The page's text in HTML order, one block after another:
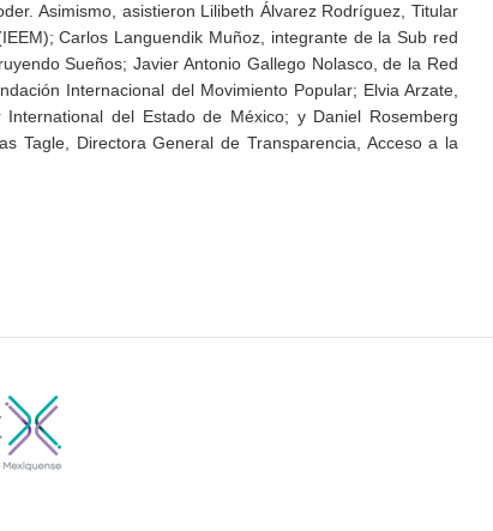
Asimismo, asistieron Lilibeth Álvarez Rodríguez, Titular
Carlos Languendik Muñoz, integrante de la Sub red
Sueños; Javier Antonio Gallego Nolasco, de la Red
Internacional del Movimiento Popular; Elvia Arzate,
del Estado de México; y Daniel Rosemberg
Tagle, Directora General de Transparencia, Acceso a la